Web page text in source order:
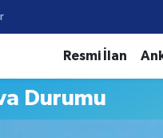
Resmi İlan
Durumu